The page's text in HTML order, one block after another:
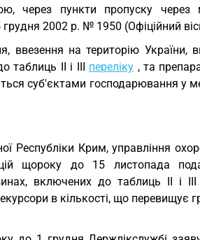
через пункти пропуску через
грудня 2002 р. № 1950 (Офіційний
ввезення на територію України,
таблиць II і III переліку , та
суб'єктами господарювання у
Республіки Крим, управління
щороку до 15 листопада
включених до таблиць II і III
в кількості, що перевищує